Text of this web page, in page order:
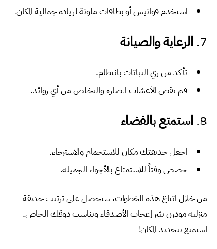
استخدم فوانيس أو بطاقات ملونة لزيادة جمالية المكان.
7. الرعاية والصيانة
تأكد من ري النباتات بانتظام.
قم بقص الأعشاب الضارة والتخلص من أي زوائد.
8. استمتع بالفضاء
اجعل حديقتك مكان للاستجمام والاسترخاء.
خصص وقتاً للاستمتاع بالأجواء الجميلة.
من خلال اتباع هذه الخطوات، ستحصل على ترتيب حديقة
منزلية مودرن تثير إعجاب الأصدقاء وتناسب ذوقك الخاص.
استمتع بتجديد المكان!